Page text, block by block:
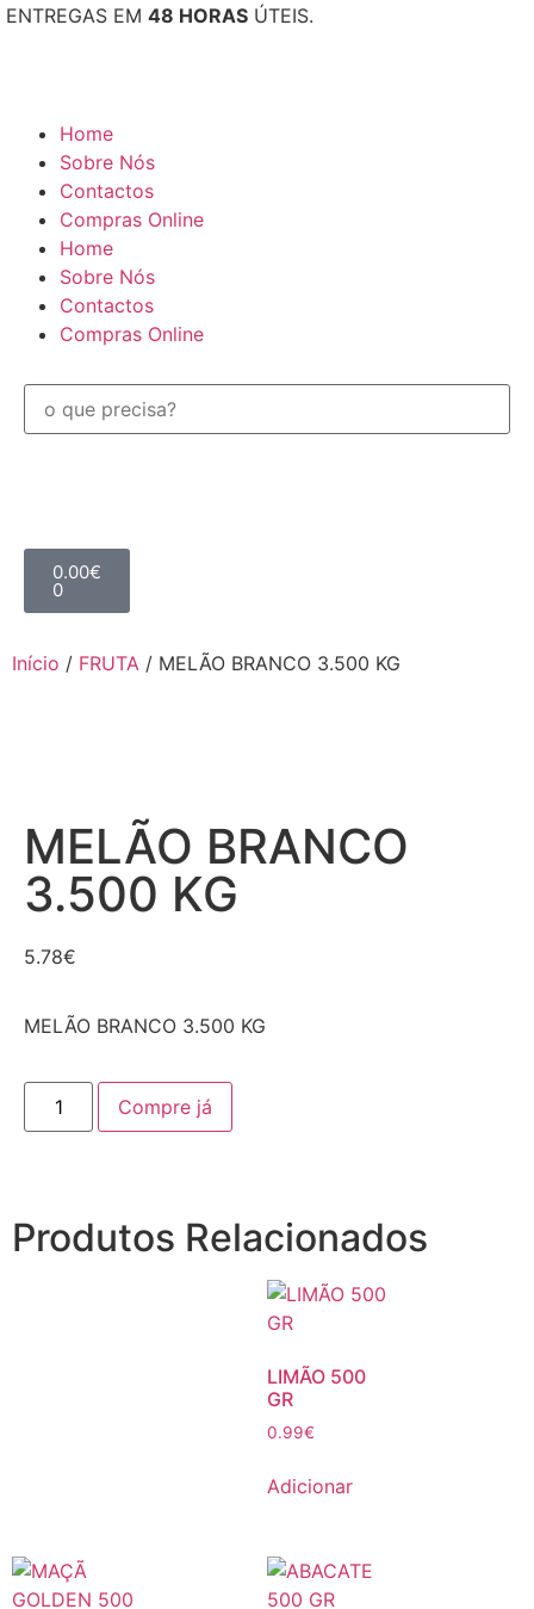
ENTREGAS EM 48 HORAS ÚTEIS.
Home
Sobre Nós
Contactos
Compras Online
Home
Sobre Nós
Contactos
Compras Online
0.00€
0
Início / FRUTA / MELÃO BRANCO 3.500 KG
MELÃO BRANCO
3.500 KG
5.78€
MELÃO BRANCO 3.500 KG
Compre já
Produtos Relacionados
LIMÃO 500
GR
0.99€
Adicionar